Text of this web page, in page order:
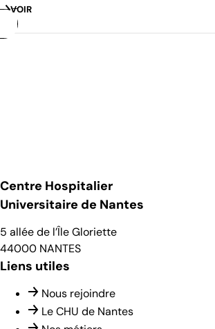
VOIR
Centre Hospitalier
Universitaire de Nantes
5 allée de l’Île Gloriette
44000 NANTES
Liens utiles
Nous rejoindre
Le CHU de Nantes